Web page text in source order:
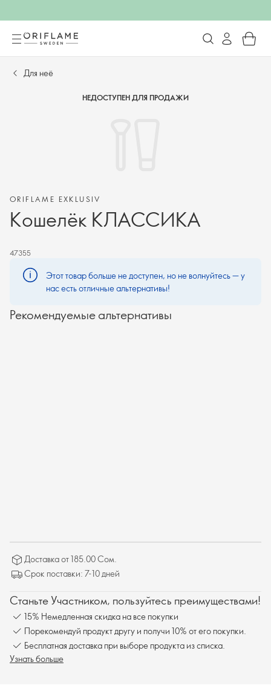
Для неё
НЕДОСТУПЕН ДЛЯ ПРОДАЖИ
ORIFLAME EXKLUSIV
Кошелёк КЛАССИКА
47355
Этот товар больше не доступен, но не волнуйтесь — у
нас есть отличные альтернативы!
Рекомендуемые альтернативы
Доставка от 185.00 Сом.
Срок поставки: 7-10 дней
Станьте Участником, пользуйтесь преимуществами!
15% Немедленная скидка на все покупки
Порекомендуй продукт другу и получи 10% от его покупки.
Бесплатная доставка при выборе продукта из списка.
Узнать больше